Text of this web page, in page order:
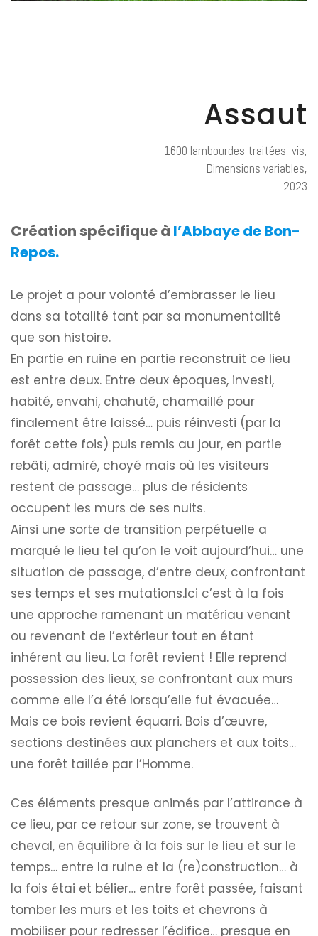
Assaut
1600 lambourdes traitées, vis,
Dimensions variables,
2023
Création spécifique à l’Abbaye de Bon-
Repos.
Le projet a pour volonté d’embrasser le lieu
dans sa totalité tant par sa monumentalité
que son histoire.
En partie en ruine en partie reconstruit ce lieu
est entre deux. Entre deux époques, investi,
habité, envahi, chahuté, chamaillé pour
finalement être laissé… puis réinvesti (par la
forêt cette fois) puis remis au jour, en partie
rebâti, admiré, choyé mais où les visiteurs
restent de passage… plus de résidents
occupent les murs de ses nuits.
Ainsi une sorte de transition perpétuelle a
marqué le lieu tel qu’on le voit aujourd’hui… une
situation de passage, d’entre deux, confrontant
ses temps et ses mutations.Ici c’est à la fois
une approche ramenant un matériau venant
ou revenant de l’extérieur tout en étant
inhérent au lieu. La forêt revient ! Elle reprend
possession des lieux, se confrontant aux murs
comme elle l’a été lorsqu’elle fut évacuée…
Mais ce bois revient équarri. Bois d’œuvre,
sections destinées aux planchers et aux toits…
une forêt taillée par l’Homme.
Ces éléments presque animés par l’attirance à
ce lieu, par ce retour sur zone, se trouvent à
cheval, en équilibre à la fois sur le lieu et sur le
temps… entre la ruine et la (re)construction… à
la fois étai et bélier… entre forêt passée, faisant
tomber les murs et les toits et chevrons à
mobiliser pour redresser l’édifice… presque en